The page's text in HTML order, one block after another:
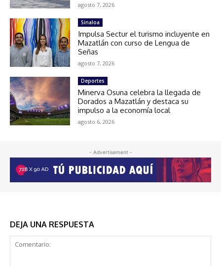
agosto 7, 2026
Sinaloa
Impulsa Sectur el turismo incluyente en
Mazatlán con curso de Lengua de
Señas
agosto 7, 2026
Deportes
Minerva Osuna celebra la llegada de
Dorados a Mazatlán y destaca su
impulso a la economía local
agosto 6, 2026
- Advertisement -
DEJA UNA RESPUESTA